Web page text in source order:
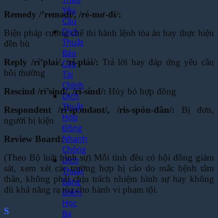
Yêu
Cầu
Dịch
Thuật
Báo
Cáo
Tài
Chính
Dịch
Thuật
Hợp
Đồng
Nhanh
Chóng
Dịch
Thuật
Bảng
Điểm
Học
Bạ
Remedy /’remədi/, /ré-mơ-đi/:
Biện pháp cưỡng chế thi hành lệnh tòa án hay thực hiện
đền bù
Reply /ri’plai/, /ri-plái/: Trả lời hay đáp ứng yêu cầu
bồi thường
Rescind /ri’sind/, /ri-sínd/: Hủy bỏ hợp đồng
Respondent /ri’spɔndənt/, /ris-spón-đân/: Bị đơn,
người bị kiện
Review Board:
(Theo Bộ luật hình sự) Mỗi tỉnh đều có hội đồng giám
sát, xem xét các trường hợp bị cáo do mắc bệnh tâm
thần, không phải chịu trách nhiệm hình sự hay không
đủ khả năng ra tòa cho hành vi phạm tội.
S